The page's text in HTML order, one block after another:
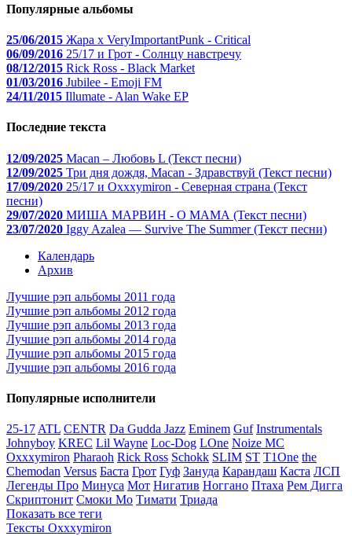
Популярные альбомы
25/06/2015 Жара x VeryImportantPunk - Critical
06/09/2016 25/17 и Грот - Солнцу навстречу
08/12/2015 Rick Ross - Black Market
01/03/2016 Jubilee - Emoji FM
24/11/2015 Illumate - Alan Wake EP
Последние текста
12/09/2025 Macan – Любовь L (Текст песни)
12/09/2025 Три дня дождя, Macan - Здравствуй (Текст песни)
17/09/2020 25/17 и Oxxxymiron - Северная страна (Текст
песни)
29/07/2020 МИША МАРВИН - О МАМА (Текст песни)
23/07/2020 Iggy Azalea — Survive The Summer (Текст песни)
Календарь
Архив
Лучшие рэп альбомы 2011 года
Лучшие рэп альбомы 2012 года
Лучшие рэп альбомы 2013 года
Лучшие рэп альбомы 2014 года
Лучшие рэп альбомы 2015 года
Лучшие рэп альбомы 2016 года
Популярные исполнители
25-17 ATL CENTR Da Gudda Jazz Eminem Guf Instrumentals
Johnyboy KREC Lil Wayne Loc-Dog LOne Noize MC
Oxxxymiron Pharaoh Rick Ross Schokk SLIM ST T1One the
Chemodan Versus Баста Грот Гуф Зануда Карандаш Каста ЛСП
Легенды Про Минуса Мот Нигатив Ноггано Птаха Рем Дигга
Скриптонит Смоки Мо Тимати Триада
Показать все теги
Тексты Oxxxymiron